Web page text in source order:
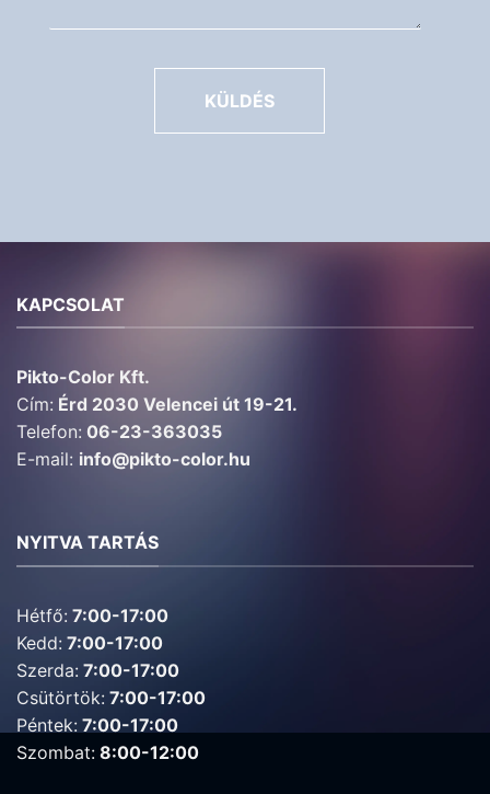
KÜLDÉS
KAPCSOLAT
Pikto-Color Kft.
Cím: Érd 2030 Velencei út 19-21.
Telefon: 06-23-363035
E-mail: info@pikto-color.hu
NYITVA TARTÁS
Hétfő: 7:00-17:00
Kedd: 7:00-17:00
Szerda: 7:00-17:00
Csütörtök: 7:00-17:00
Péntek: 7:00-17:00
Szombat: 8:00-12:00